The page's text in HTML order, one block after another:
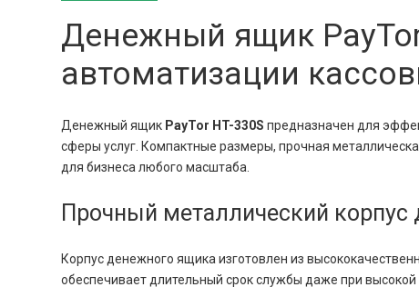
Денежный ящик
автоматизации
Денежный ящик PayTor HT-330S предназначен для
сферы услуг. Компактные размеры, прочная
для бизнеса любого масштаба.
Прочный металлический корпус
Корпус денежного ящика изготовлен из
обеспечивает длительный срок службы даже при высокой